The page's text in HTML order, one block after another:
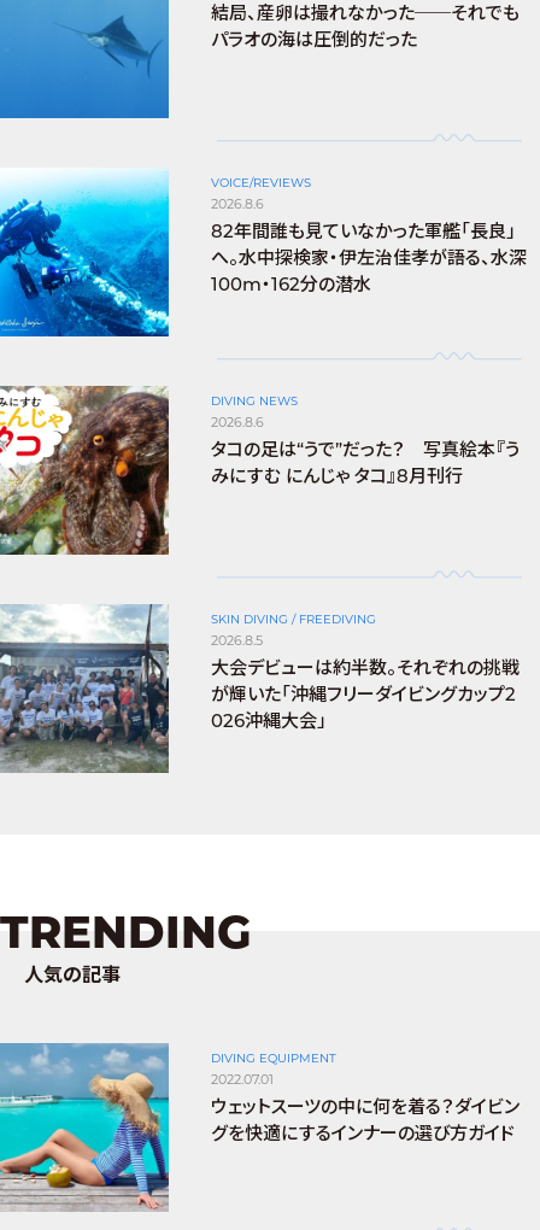
結局、産卵は撮れなかった──それでも
パラオの海は圧倒的だった
VOICE/REVIEWS
2026.8.6
82年間誰も見ていなかった軍艦「長良」
へ。水中探検家・伊左治佳孝が語る、水深
100m・162分の潜水
DIVING NEWS
2026.8.6
タコの足は“うで”だった？ 写真絵本『う
みにすむ にんじゃ タコ』8月刊行
SKIN DIVING / FREEDIVING
2026.8.5
大会デビューは約半数。それぞれの挑戦
が輝いた「沖縄フリーダイビングカップ2
026沖縄大会」
TRENDING
人気の記事
DIVING EQUIPMENT
2022.07.01
ウェットスーツの中に何を着る？ダイビン
グを快適にするインナーの選び方ガイド